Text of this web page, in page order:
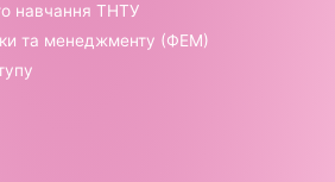
навчання ТНТУ
та менеджменту (ФЕМ)